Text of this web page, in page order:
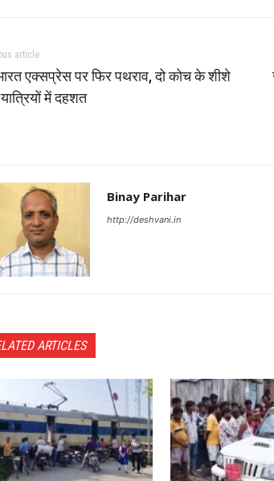
article
एक्सप्रेस पर फिर पथराव, दो कोच के शीशे
में दहशत
Binay Parihar
http://deshvani.in
ARTICLES